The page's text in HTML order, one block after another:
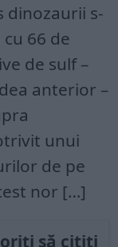
dinozaurii s-
66 de
de sulf –
anterior –
unui
de pe
nor […]
să citiți